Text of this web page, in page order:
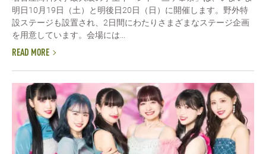
明日10月19日（土）と明後日20日（日）に開催します。野外特
設ステージも設置され、2日間にわたりさまざまなステージ企画
を用意しています。会場には...
READ MORE